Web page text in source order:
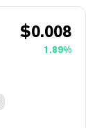
$0.008
1.89%